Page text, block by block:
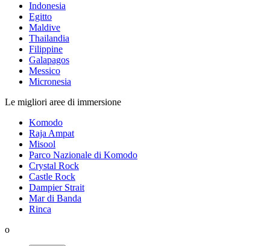
Indonesia
Egitto
Maldive
Thailandia
Filippine
Galapagos
Messico
Micronesia
Le migliori aree di immersione
Komodo
Raja Ampat
Misool
Parco Nazionale di Komodo
Crystal Rock
Castle Rock
Dampier Strait
Mar di Banda
Rinca
o